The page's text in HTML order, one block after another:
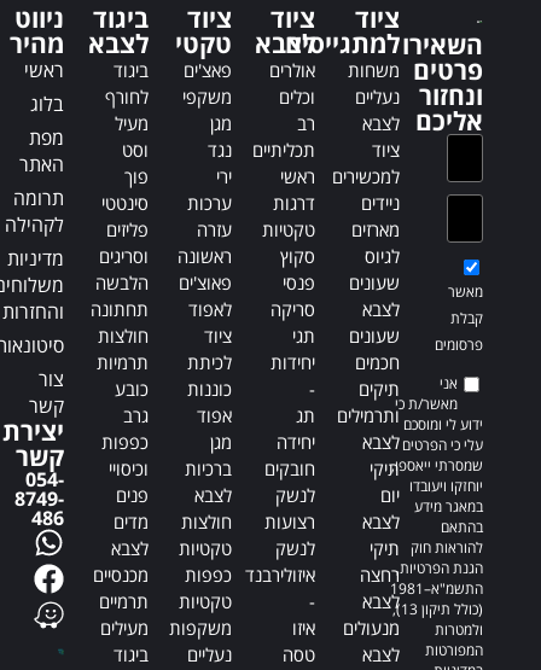
t
i
v
e
t
השאירו
פרטים
ונחזור
אליכם
מאשר
קבלת
פרסומים
אני
מאשר/ת כי
ידוע לי ומוסכם
עלי כי הפרטים
שמסרתי ייאספו,
יוחזקו ויעובדו
במאגר מידע
בהתאם
להוראות חוק
הגנת הפרטיות,
התשמ"א–1981
(כולל תיקון 13),
ולמטרות
המפורטות
ציוד
למתגייסים
משחות
נעליים
לצבא
ציוד
למכשירים
ניידים
מארזים
לגיוס
שעונים
לצבא
שעונים
חכמים
תיקים
ותרמילים
לצבא
תיקי
יום
לצבא
תיקי
רחצה
לצבא
מנעולים
לצבא
ציוד
לצבא
אולרים
וכלים
רב
תכליתיים
ראשי
דרגות
טקטיות
סקוץ
פנסי
סריקה
תגי
יחידות
-
תג
יחידה
חובקים
לנשק
רצועות
לנשק
איזולירבנד
-
איזו
טסה
ציוד
טקטי
פאצ'ים
משקפי
מגן
נגד
ירי
ערכות
עזרה
ראשונה
פאוצ'ים
לאפוד
ציוד
לכיתת
כוננות
אפוד
מגן
ברכיות
לצבא
חולצות
טקטיות
כפפות
טקטיות
משקפות
נעליים
ביגוד
לצבא
ביגוד
לחורף
מעיל
וסט
פוך
סינטטי
פליזים
וסריגים
הלבשה
תחתונה
חולצות
תרמיות
כובע
גרב
כפפות
וכיסויי
פנים
מדים
לצבא
מכנסיים
תרמיים
מעילים
ביגוד
ניווט
מהיר
ראשי
בלוג
מפת
האתר
תרומה
לקהילה
מדיניות
והחזרות
צור
קשר
יצירת
קשר
054-
8749-
486